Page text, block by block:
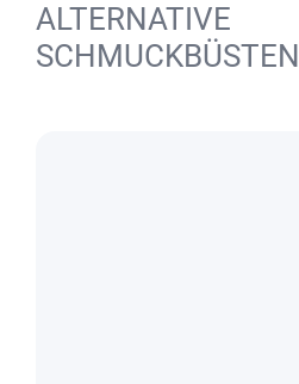
ALTERNATIVE
SCHMUCKBÜSTEN